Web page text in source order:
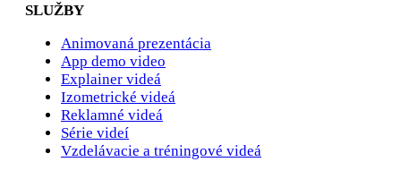
SLUŽBY
Animovaná prezentácia
App demo video
Explainer videá
Izometrické videá
Reklamné videá
Série videí
Vzdelávacie a tréningové videá